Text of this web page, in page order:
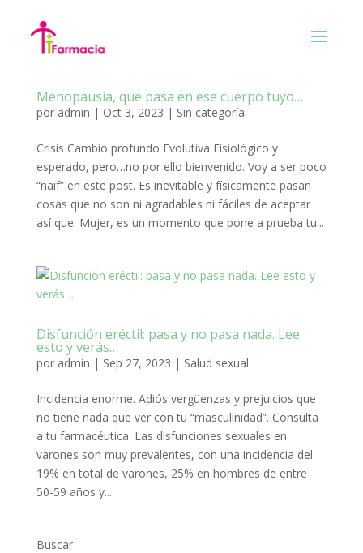
Menopausia, que pasa en ese cuerpo tuyo…
por admin | Oct 3, 2023 | Sin categoría
Crisis Cambio profundo Evolutiva Fisiológico y
esperado, pero…no por ello bienvenido. Voy a ser poco
“naif” en este post. Es inevitable y físicamente pasan
cosas que no son ni agradables ni fáciles de aceptar
así que: Mujer, es un momento que pone a prueba tu...
Disfunción eréctil: pasa y no pasa nada. Lee
esto y verás…
por admin | Sep 27, 2023 | Salud sexual
Incidencia enorme. Adiós vergüenzas y prejuicios que
no tiene nada que ver con tu “masculinidad”. Consulta
a tu farmacéutica. Las disfunciones sexuales en
varones son muy prevalentes, con una incidencia del
19% en total de varones, 25% en hombres de entre
50-59 años y...
Buscar